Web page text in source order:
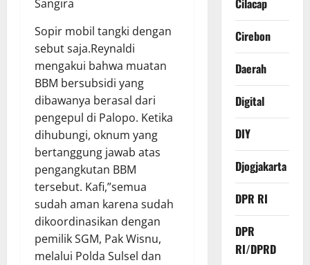
Sangira
Sopir mobil tangki dengan
sebut saja.Reynaldi
mengakui bahwa muatan
BBM bersubsidi yang
dibawanya berasal dari
pengepul di Palopo. Ketika
dihubungi, oknum yang
bertanggung jawab atas
pengangkutan BBM
tersebut. Kafi,”semua
sudah aman karena sudah
dikoordinasikan dengan
pemilik SGM, Pak Wisnu,
melalui Polda Sulsel dan
Cilacap
Cirebon
Daerah
Digital
DIY
Djogjakarta
DPR RI
DPR
RI/DPRD